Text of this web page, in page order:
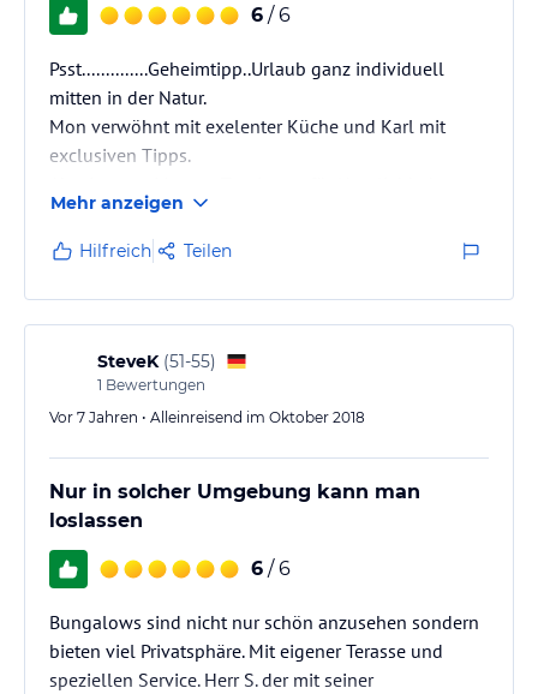
6 / 6
Psst..............Geheimtipp..Urlaub ganz individuell
mitten in der Natur.
Mon verwöhnt mit exelenter Küche und Karl mit
exclusiven Tipps.
und Ruhe Suchende genial.
Wir kommen nächstes Jahr wieder.
Mehr anzeigen
Hilfreich Teilen
SteveK (51-55)
1 Bewertungen
Vor 7 Jahren • Alleinreisend im Oktober 2018
Nur in solcher Umgebung kann man
loslassen
6 / 6
Bungalows sind nicht nur schön anzusehen sondern
bieten viel Privatsphäre. Mit eigener Terasse und
speziellen Service. Herr S. der mit seiner